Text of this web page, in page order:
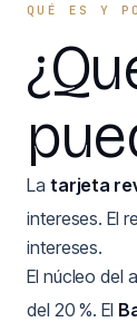
QUÉ ES Y
La tarjeta
intereses. El
intereses.
El núcleo del
del 20 %. El